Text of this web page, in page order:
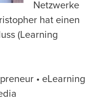
Netzwerke
hat einen
(Learning
• eLearning